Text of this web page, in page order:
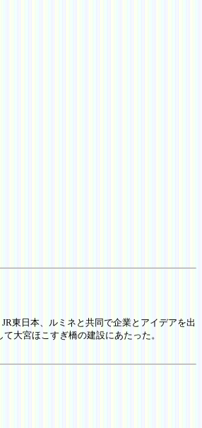
東日本、ルミネと共同で企業とアイデアを出
大宮ほこすぎ橋の建設にあたった。